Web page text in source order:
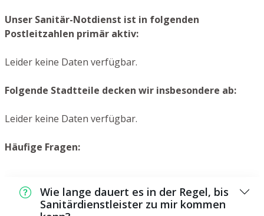
Unser Sanitär-Notdienst ist in folgenden
Postleitzahlen primär aktiv:
Leider keine Daten verfügbar.
Folgende Stadtteile decken wir insbesondere ab:
Leider keine Daten verfügbar.
Häufige Fragen:
Wie lange dauert es in der Regel, bis
Sanitärdienstleister zu mir kommen